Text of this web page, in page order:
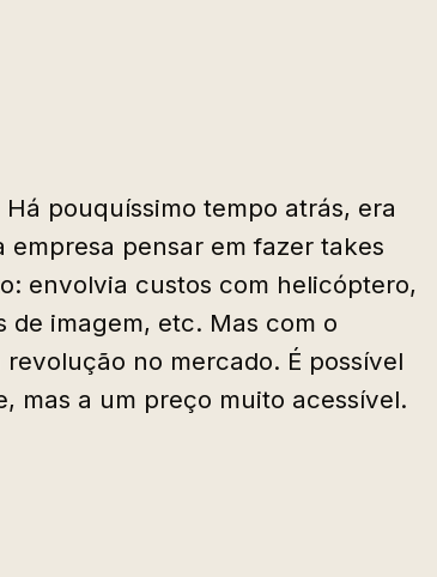
pouquíssimo tempo atrás, era
pensar em fazer takes
envolvia custos com helicóptero,
de imagem, etc. Mas com o
no mercado. É possível
mas a um preço muito acessível.